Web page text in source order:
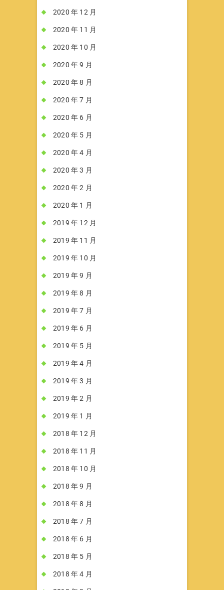
2020 年 12 月
2020 年 11 月
2020 年 10 月
2020 年 9 月
2020 年 8 月
2020 年 7 月
2020 年 6 月
2020 年 5 月
2020 年 4 月
2020 年 3 月
2020 年 2 月
2020 年 1 月
2019 年 12 月
2019 年 11 月
2019 年 10 月
2019 年 9 月
2019 年 8 月
2019 年 7 月
2019 年 6 月
2019 年 5 月
2019 年 4 月
2019 年 3 月
2019 年 2 月
2019 年 1 月
2018 年 12 月
2018 年 11 月
2018 年 10 月
2018 年 9 月
2018 年 8 月
2018 年 7 月
2018 年 6 月
2018 年 5 月
2018 年 4 月